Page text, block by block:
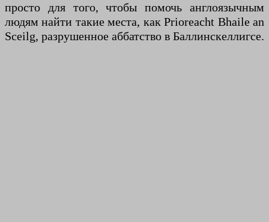
просто для того, чтобы помочь англоязычным
людям найти такие места, как Prioreacht Bhaile an
Sceilg, разрушенное аббатство в Баллинскеллигсе.